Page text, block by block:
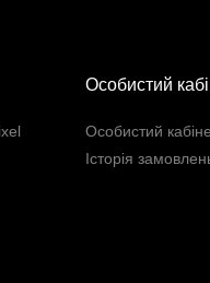
Особистий
Особистий
Історія